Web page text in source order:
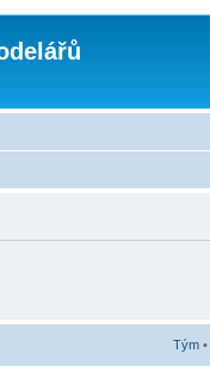
Tým •